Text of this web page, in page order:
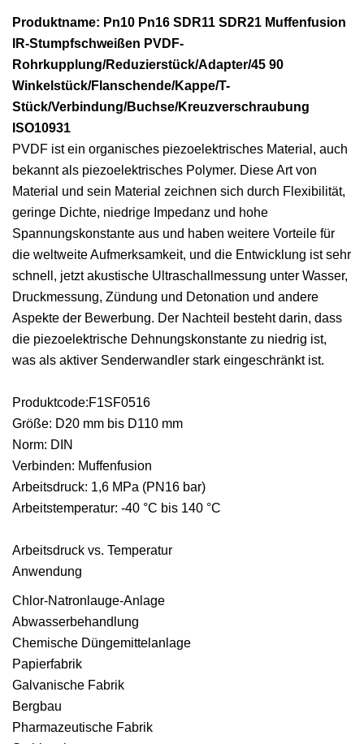
Produktname: Pn10 Pn16 SDR11 SDR21 Muffenfusion
IR-Stumpfschweißen PVDF-
Rohrkupplung/Reduzierstück/Adapter/45 90
Winkelstück/Flanschende/Kappe/T-
Stück/Verbindung/Buchse/Kreuzverschraubung
ISO10931
PVDF ist ein organisches piezoelektrisches Material, auch
bekannt als piezoelektrisches Polymer. Diese Art von
Material und sein Material zeichnen sich durch Flexibilität,
geringe Dichte, niedrige Impedanz und hohe
Spannungskonstante aus und haben weitere Vorteile für
die weltweite Aufmerksamkeit, und die Entwicklung ist sehr
schnell, jetzt akustische Ultraschallmessung unter Wasser,
Druckmessung, Zündung und Detonation und andere
Aspekte der Bewerbung. Der Nachteil besteht darin, dass
die piezoelektrische Dehnungskonstante zu niedrig ist,
was als aktiver Senderwandler stark eingeschränkt ist.
Produktcode:F1SF0516
Größe: D20 mm bis D110 mm
Norm: DIN
Verbinden: Muffenfusion
Arbeitsdruck: 1,6 MPa (PN16 bar)
Arbeitstemperatur: -40 °C bis 140 °C
Arbeitsdruck vs. Temperatur
Anwendung
Chlor-Natronlauge-Anlage
Abwasserbehandlung
Chemische Düngemittelanlage
Papierfabrik
Galvanische Fabrik
Bergbau
Pharmazeutische Fabrik